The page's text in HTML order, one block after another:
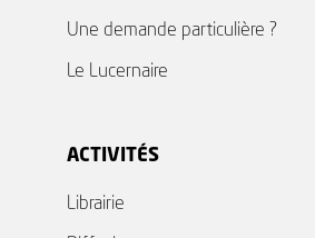
Une demande particulière ?
Le Lucernaire
ACTIVITÉS
Librairie